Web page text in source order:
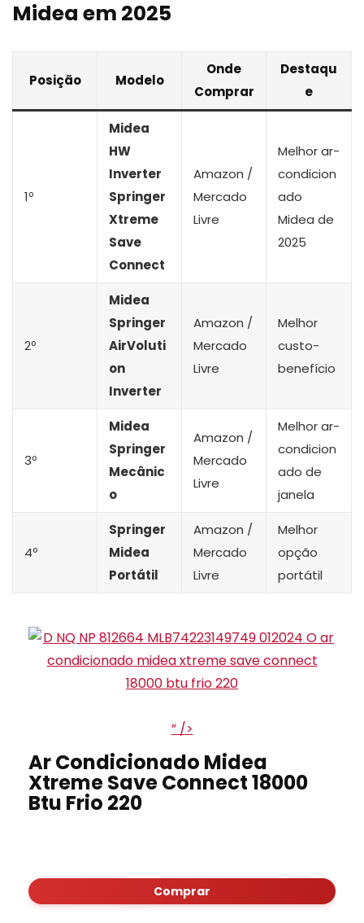
Midea em 2025
Posição Modelo
Onde
Comprar
Destaqu
e
1º
Midea
HW
Inverter
Springer
Xtreme
Save
Connect
Amazon /
Mercado
Livre
Melhor ar-
condicion
ado
Midea de
2025
2º
Midea
Springer
AirVoluti
on
Inverter
Amazon /
Mercado
Livre
Melhor
custo-
benefício
3º
Midea
Springer
Mecânic
o
Amazon /
Mercado
Livre
Melhor ar-
condicion
ado de
janela
4º
Springer
Midea
Portátil
Amazon /
Mercado
Livre
Melhor
opção
portátil
” />
Ar Condicionado Midea
Xtreme Save Connect 18000
Btu Frio 220
Comprar